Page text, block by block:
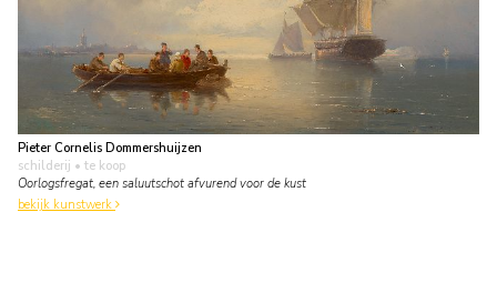
Pieter Cornelis Dommershuijzen
schilderij • te koop
Oorlogsfregat, een saluutschot afvurend voor de kust
bekijk kunstwerk